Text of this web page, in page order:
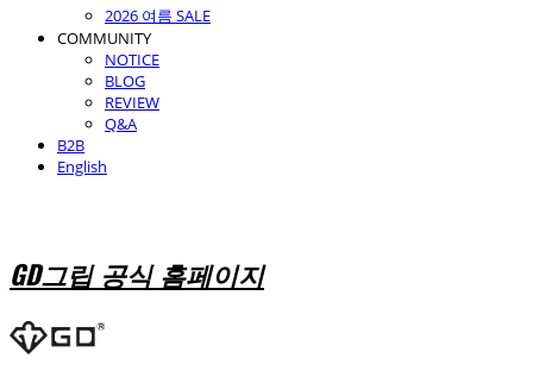
2026 여름 SALE
COMMUNITY
NOTICE
BLOG
REVIEW
Q&A
B2B
English
GD그립 공식 홈페이지